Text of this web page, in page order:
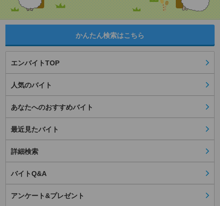
かんたん検索はこちら
エンバイトTOP
人気のバイト
あなたへのおすすめバイト
最近見たバイト
詳細検索
バイトQ&A
アンケート&プレゼント